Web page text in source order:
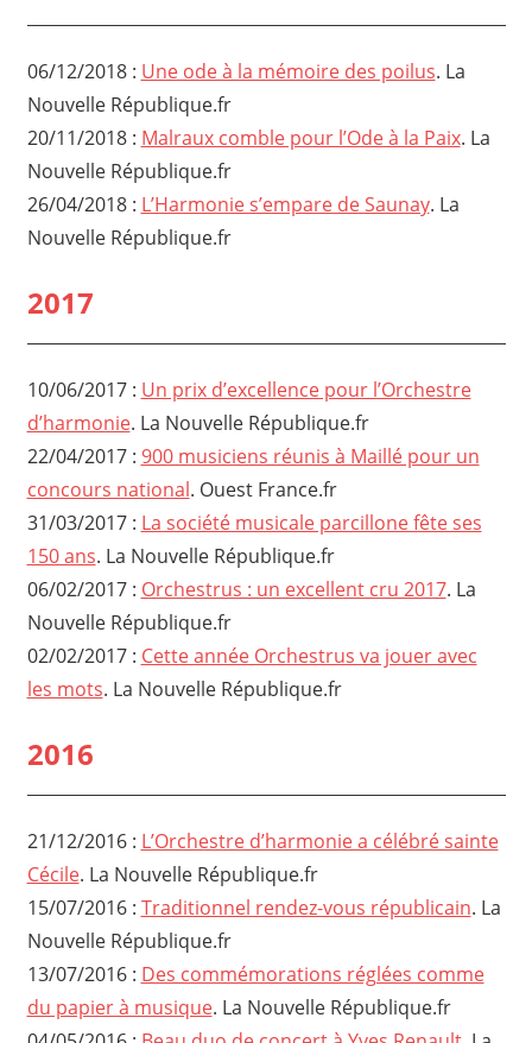
06/12/2018 : Une ode à la mémoire des poilus. La
Nouvelle République.fr
20/11/2018 : Malraux comble pour l’Ode à la Paix. La
Nouvelle République.fr
26/04/2018 : L’Harmonie s’empare de Saunay. La
Nouvelle République.fr
2017
10/06/2017 : Un prix d’excellence pour l’Orchestre
d’harmonie. La Nouvelle République.fr
22/04/2017 : 900 musiciens réunis à Maillé pour un
concours national. Ouest France.fr
31/03/2017 : La société musicale parcillone fête ses
150 ans. La Nouvelle République.fr
06/02/2017 : Orchestrus : un excellent cru 2017. La
Nouvelle République.fr
02/02/2017 : Cette année Orchestrus va jouer avec
les mots. La Nouvelle République.fr
2016
21/12/2016 : L’Orchestre d’harmonie a célébré sainte
Cécile. La Nouvelle République.fr
15/07/2016 : Traditionnel rendez-vous républicain. La
Nouvelle République.fr
13/07/2016 : Des commémorations réglées comme
du papier à musique. La Nouvelle République.fr